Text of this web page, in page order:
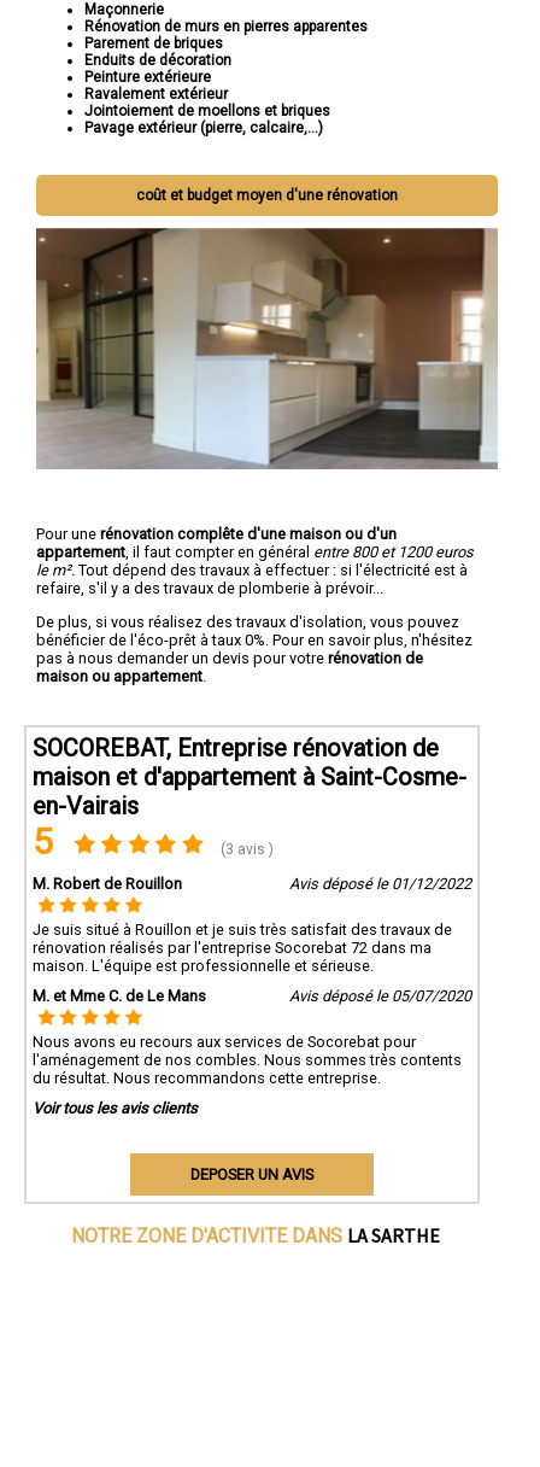
Maçonnerie
Rénovation de murs en pierres apparentes
Parement de briques
Enduits de décoration
Peinture extérieure
Ravalement extérieur
Jointoiement de moellons et briques
Pavage extérieur (pierre, calcaire,...)
coût et budget moyen d'une rénovation
Pour une rénovation complête d'une maison ou d'un
appartement , il faut compter en général entre 800 et 1200 euros
le m². Tout dépend des travaux à effectuer : si l'électricité est à
refaire, s'il y a des travaux de plomberie à prévoir...
De plus, si vous réalisez des travaux d'isolation, vous pouvez
bénéficier de l'éco-prêt à taux 0%. Pour en savoir plus, n'hésitez
pas à nous demander un devis pour votre rénovation de
maison ou appartement
SOCOREBAT, Entreprise rénovation de
maison et d'appartement à Saint-Cosme-
en-Vairais
5 (3 avis )
M. Robert de Rouillon Avis déposé le 01/12/2022
Je suis situé à Rouillon et je suis très satisfait des travaux de
rénovation réalisés par l'entreprise Socorebat 72 dans ma
maison. L'équipe est professionnelle et sérieuse.
M. et Mme C. de Le Mans
Avis déposé le 05/07/2020
Nous avons eu recours aux services de Socorebat pour
l'aménagement de nos combles. Nous sommes très contents
du résultat. Nous recommandons cette entreprise.
Voir tous les avis clients
DEPOSER UN AVIS
NOTRE ZONE D'ACTIVITE DANS LA SARTHE